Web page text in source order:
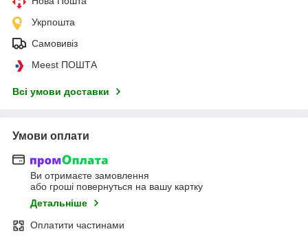
Укрпошта
Самовивіз
Meest ПОШТА
Всі умови доставки
Умови оплати
Ви отримаєте замовлення
або гроші повернуться на вашу картку
Детальніше
Оплатити частинами